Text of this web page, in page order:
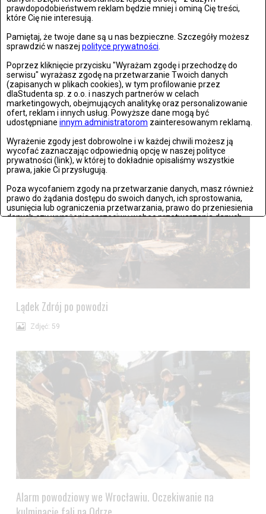
prawdopodobieństwem reklam będzie mniej i ominą Cię treści,
które Cię nie interesują.
Pamiętaj, że twoje dane są u nas bezpieczne. Szczegóły możesz
sprawdzić w naszej polityce prywatności
Poprzez kliknięcie przycisku "Wyrażam zgodę i przechodzę do
serwisu" wyrażasz zgodę na przetwarzanie Twoich danych
(zapisanych w plikach cookies), w tym profilowanie przez
dlaStudenta sp. z o.o. i naszych partnerów w celach
marketingowych, obejmujących analitykę oraz personalizowanie
ofert, reklam i innych usług. Powyższe dane mogą być
udostępniane innym administratorom zainteresowanym reklamą.
Wyrażenie zgody jest dobrowolne i w każdej chwili możesz ją
wycofać zaznaczając odpowiednią opcję w naszej polityce
prywatności (link), w której to dokładnie opisaliśmy wszystkie
prawa, jakie Ci przysługują.
Poza wycofaniem zgody na przetwarzanie danych, masz również
prawo do żądania dostępu do swoich danych, ich sprostowania,
usunięcia lub ograniczenia przetwarzania, prawo do przeniesienia
danych czy wyrażenia sprzeciwu wobec przetwarzania danych.
Jeżeli nie chcesz wyrazić zgody na przetwarzanie plików cookies,
przejdź doustawień zaawansowanych
Wyrażam zgodę i przechodzę do serwisu
Stronie Śląskie w ruinach: skutki niszczycielskiej powodzi
Lądek Zdrój po powodzi
Zdjęć: 59
Alarm powodziowy we Wrocławiu. Oczekiwanie na